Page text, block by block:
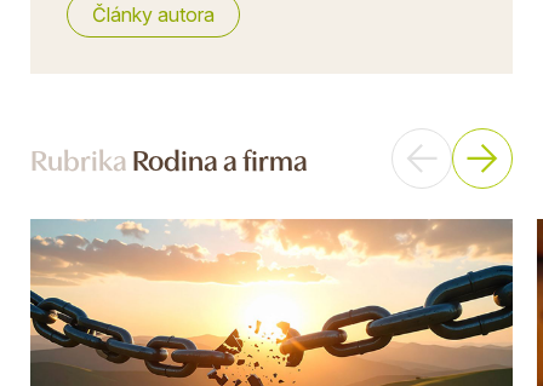
Články autora
RubrikaRodina a firma